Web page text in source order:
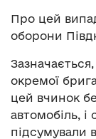
Про цей
оборони
окремої
цей вчинок
автомобіль,
підсумували